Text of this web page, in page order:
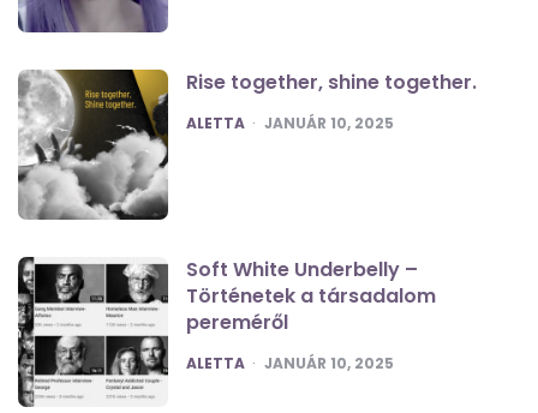
Rise together, shine together.
POSTED
ALETTA JANUÁR 10, 2025
Soft White Underbelly –
Történetek a társadalom
pereméről
POSTED
ALETTA JANUÁR 10, 2025